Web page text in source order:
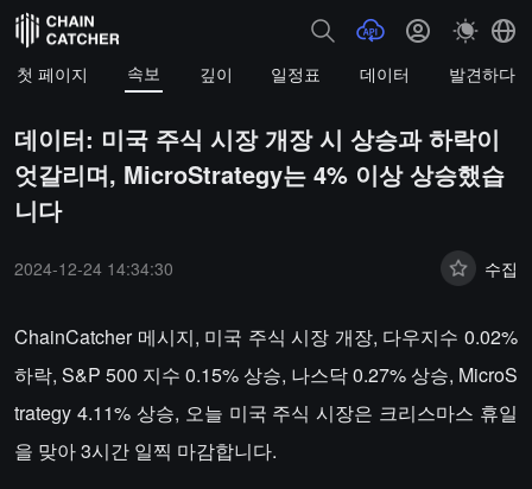
첫 페이지 속보 깊이 일정표 데이터 발견하다
데이터: 미국 주식 시장 개장 시 상승과 하락이
엇갈리며, MicroStrategy는 4% 이상 상승했습
니다
2024-12-24 14:34:30 수집
ChainCatcher 메시지, 미국 주식 시장 개장, 다우지수 0.02%
하락, S&P 500 지수 0.15% 상승, 나스닥 0.27% 상승, MicroS
trategy 4.11% 상승, 오늘 미국 주식 시장은 크리스마스 휴일
을 맞아 3시간 일찍 마감합니다.